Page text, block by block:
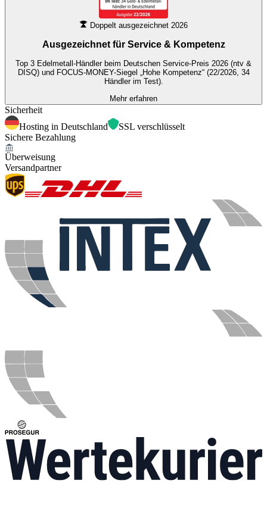
Doppelt ausgezeichnet 2026
Ausgezeichnet für Service & Kompetenz
Top 3 Edelmetall-Händler beim Deutschen Service-Preis 2026 (ntv &
DISQ) und FOCUS-MONEY-Siegel „Hohe Kompetenz“ (22/2026, 34
Händler im Test).
Mehr erfahren
Sicherheit
Hosting in Deutschland
SSL verschlüsselt
Sichere Bezahlung
Überweisung
Versandpartner